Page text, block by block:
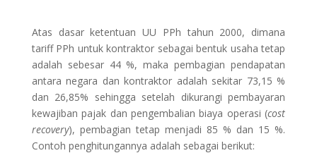
Atas dasar ketentuan UU PPh tahun 2000, dimana
tariff PPh untuk kontraktor sebagai bentuk usaha tetap
adalah sebesar 44 %, maka pembagian pendapatan
antara negara dan kontraktor adalah sekitar 73,15 %
dan 26,85% sehingga setelah dikurangi pembayaran
kewajiban pajak dan pengembalian biaya operasi (cost
recovery), pembagian tetap menjadi 85 % dan 15 %.
Contoh penghitungannya adalah sebagai berikut: